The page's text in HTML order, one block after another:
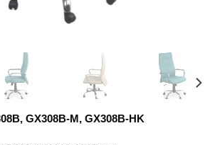
GX308B-M, GX308B-HK